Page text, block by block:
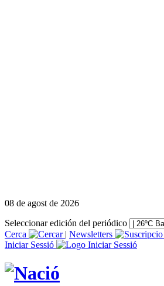
08 de agost de 2026
Seleccionar edición del periódico
Cerca
| Newsletters
Iniciar Sessió